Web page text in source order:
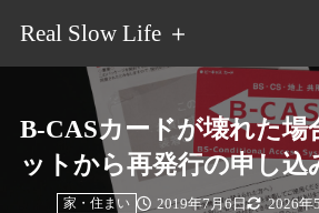
Real Slow Life ＋
B-CASカードが壊れた場
ットから再発行の申し込
2019年7月6日 2026年
家・住まい